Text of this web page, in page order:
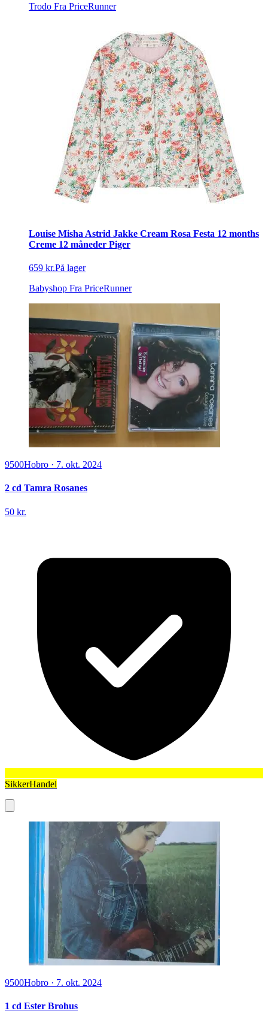
Trodo Fra PriceRunner
Louise Misha Astrid Jakke Cream Rosa Festa 12 months
Creme 12 måneder Piger
659 kr.På lager
Babyshop Fra PriceRunner
9500Hobro · 7. okt. 2024
2 cd Tamra Rosanes
50 kr.
SikkerHandel
9500Hobro · 7. okt. 2024
1 cd Ester Brohus